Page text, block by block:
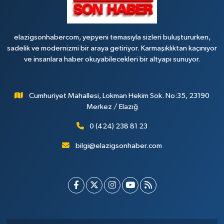
Yol Tarifi Al
elazigsonhabercom, yepyeni temasıyla sizleri buluştururken,
sadelik ve modernizmi bir araya getiriyor. Karmaşıklıktan kaçınıyor
ve insanlara haber okuyabilecekleri bir altyapı sunuyor.
Cumhuriyet Mahallesi, Lokman Hekim Sok. No:35, 23190
Merkez / Elazığ
0 (424) 238 81 23
bilgi@elazigsonhaber.com